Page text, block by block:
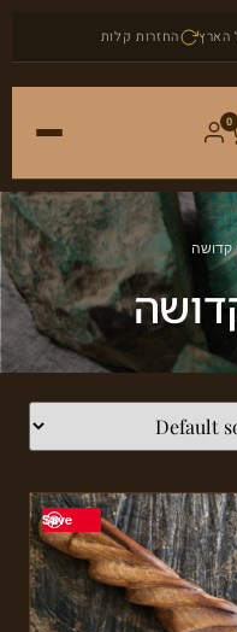
הארץ החזרות קלות
0
קדושה
Save